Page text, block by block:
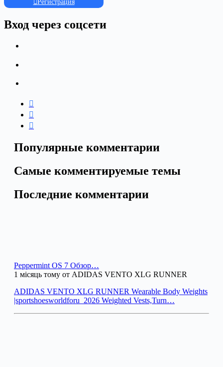
Регистрация
Вход через соцсети
Популярные комментарии
Самые комментируемые темы
Последние комментарии
Peppermint OS 7 Обзор…
1 місяць тому от ADIDAS VENTO XLG RUNNER
ADIDAS VENTO XLG RUNNER Wearable Body Weights
|sportshoesworldforu_2026 Weighted Vests,Turn…